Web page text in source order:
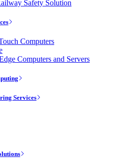
Safety Solution
Computers
Computers and Servers
Services